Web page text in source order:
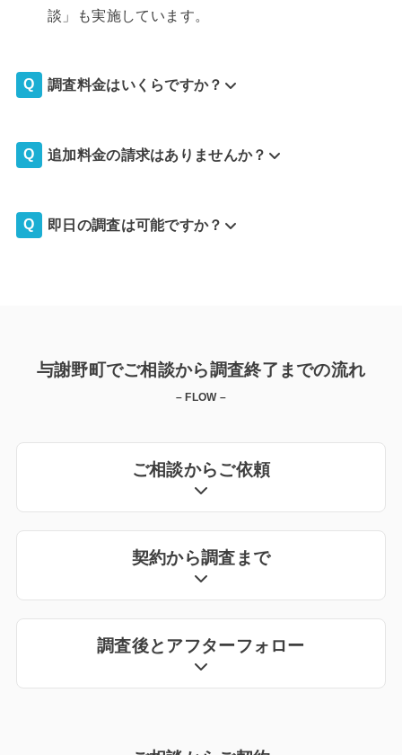
談」も実施しています。
調査料金はいくらですか？
追加料金の請求はありませんか？
即日の調査は可能ですか？
与謝野町でご相談から調査終了までの流れ
– FLOW –
ご相談からご依頼
契約から調査まで
調査後とアフターフォロー